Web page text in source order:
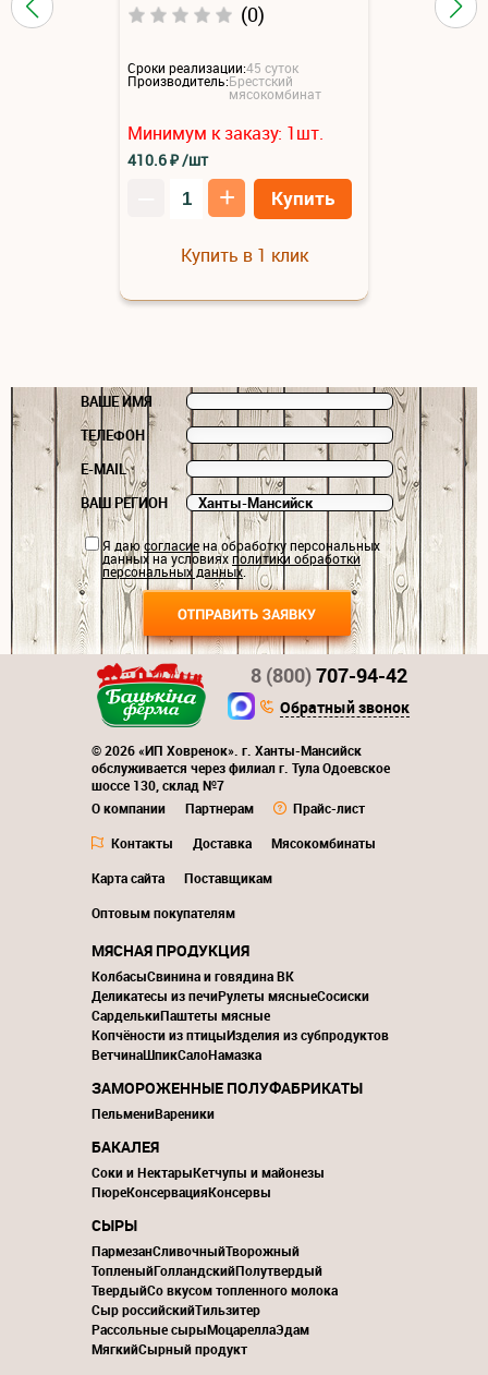
(0)
Сроки реализации:45 суток
Производитель:Брестский
мясокомбинат
Минимум к заказу: 1шт.
410.6₽/шт
+ Купить
Купить в 1 клик
ВАШЕ ИМЯ
ТЕЛЕФОН
E-MAIL
ВАШ РЕГИОН
Я даюсогласиена обработку персональных
данных на условияхполитики обработки
персональных данных.
© 2026 «ИП Ховренок». г. Ханты-Мансийск
обслуживается через филиал г. Тула Одоевское
шоссе 130, склад №7
О компании
Партнерам
Прайс-лист
Контакты
Доставка
Мясокомбинаты
Карта сайта
Поставщикам
Оптовым покупателям
8 (800)707-94-42
Обратный звонок
МЯСНАЯ ПРОДУКЦИЯ
КолбасыСвинина и говядина ВК
Деликатесы из печиРулеты мясныеСосиски
СарделькиПаштеты мясные
Копчёности из птицыИзделия из субпродуктов
ВетчинаШпикСалоНамазка
ЗАМОРОЖЕННЫЕ ПОЛУФАБРИКАТЫ
ПельмениВареники
БАКАЛЕЯ
Соки и НектарыКетчупы и майонезы
ПюреКонсервацияКонсервы
СЫРЫ
ПармезанСливочныйТворожный
ТопленыйГолландскийПолутвердый
ТвердыйСо вкусом топленного молока
Сыр российскийТильзитер
Рассольные сырыМоцареллаЭдам
МягкийСырный продукт